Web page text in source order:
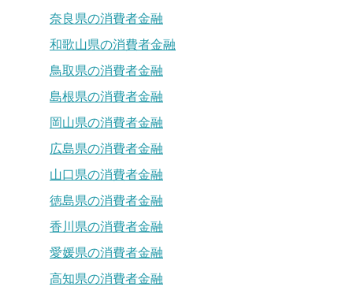
奈良県の消費者金融
和歌山県の消費者金融
鳥取県の消費者金融
島根県の消費者金融
岡山県の消費者金融
広島県の消費者金融
山口県の消費者金融
徳島県の消費者金融
香川県の消費者金融
愛媛県の消費者金融
高知県の消費者金融